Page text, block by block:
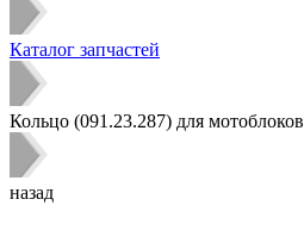
Каталог запчастей
Кольцо (091.23.287) для мотоблоков
назад